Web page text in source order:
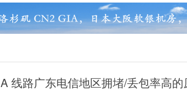
线路广东电信地区拥堵/丢包率高